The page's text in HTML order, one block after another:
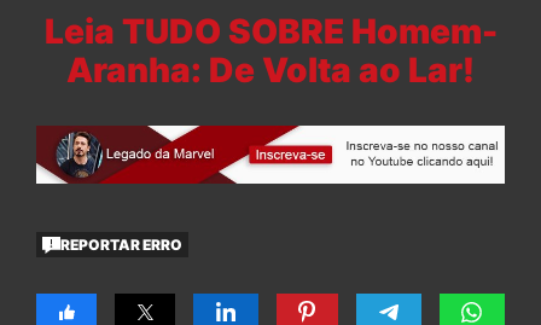
Leia TUDO SOBRE Homem-
Aranha: De Volta ao Lar!
REPORTAR ERRO